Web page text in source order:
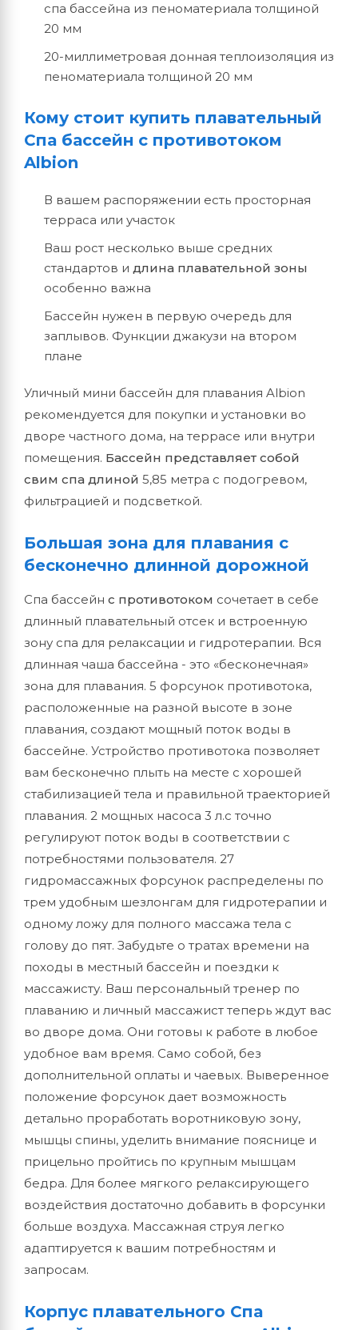
спа бассейна из пеноматериала толщиной
20 мм
20-миллиметровая донная теплоизоляция из
пеноматериала толщиной 20 мм
Кому стоит купить плавательный
Спа бассейн с противотоком
Albion
В вашем распоряжении есть просторная
терраса или участок
Ваш рост несколько выше средних
стандартов и длина плавательной зоны
особенно важна
Бассейн нужен в первую очередь для
заплывов. Функции джакузи на втором
плане
Уличный мини бассейн для плавания Albion
рекомендуется для покупки и установки во
дворе частного дома, на террасе или внутри
помещения. Бассейн представляет собой
свим спа длиной 5,85 метра с подогревом,
фильтрацией и подсветкой.
Большая зона для плавания с
бесконечно длинной дорожной
Спа бассейн с противотоком сочетает в себе
длинный плавательный отсек и встроенную
зону спа для релаксации и гидротерапии. Вся
длинная чаша бассейна - это «бесконечная»
зона для плавания. 5 форсунок противотока,
расположенные на разной высоте в зоне
плавания, создают мощный поток воды в
бассейне. Устройство противотока позволяет
вам бесконечно плыть на месте с хорошей
стабилизацией тела и правильной траекторией
плавания. 2 мощных насоса 3 л.с точно
регулируют поток воды в соответствии с
потребностями пользователя. 27
гидромассажных форсунок распределены по
трем удобным шезлонгам для гидротерапии и
одному ложу для полного массажа тела с
голову до пят. Забудьте о тратах времени на
походы в местный бассейн и поездки к
массажисту. Ваш персональный тренер по
плаванию и личный массажист теперь ждут вас
во дворе дома. Они готовы к работе в любое
удобное вам время. Само собой, без
дополнительной оплаты и чаевых. Выверенное
положение форсунок дает возможность
детально проработать воротниковую зону,
мышцы спины, уделить внимание пояснице и
прицельно пройтись по крупным мышцам
бедра. Для более мягкого релаксирующего
воздействия достаточно добавить в форсунки
больше воздуха. Массажная струя легко
адаптируется к вашим потребностям и
запросам.
Корпус плавательного Спа